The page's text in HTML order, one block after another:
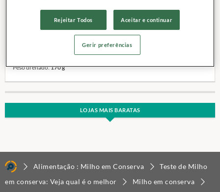
Milho em conserva
Peso drenado:170 g
LOJAS MAIS BARATAS
Alimentação : Milho em Conserva
Teste de Milho
em conserva: Veja qual é o melhor
Milho em conserva
Rejeitar Todos Aceitar e continuar
Gerir preferências